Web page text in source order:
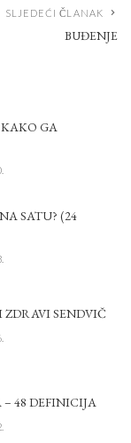
SLJEDEĆI ČLANAK
BUĐENJE
KAKO GA
SATU? (24
SENDVIČ
48 DEFINICIJA